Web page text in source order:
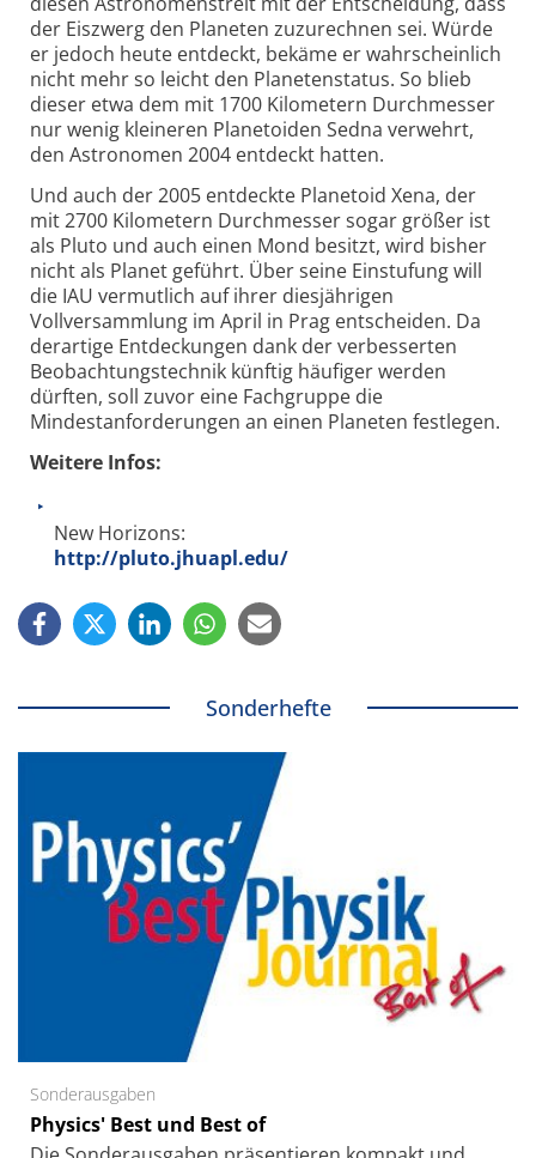
der Eiszwerg den Planeten zuzurechnen sei. Würde
er jedoch heute entdeckt, bekäme er wahrscheinlich
nicht mehr so leicht den Planetenstatus. So blieb
dieser etwa dem mit 1700 Kilometern Durchmesser
nur wenig kleineren Planetoiden Sedna verwehrt,
den Astronomen 2004 entdeckt hatten.
Und auch der 2005 entdeckte Planetoid Xena, der
mit 2700 Kilometern Durchmesser sogar größer ist
als Pluto und auch einen Mond besitzt, wird bisher
nicht als Planet geführt. Über seine Einstufung will
die IAU vermutlich auf ihrer diesjährigen
Vollversammlung im April in Prag entscheiden. Da
derartige Entdeckungen dank der verbesserten
Beobachtungstechnik künftig häufiger werden
dürften, soll zuvor eine Fachgruppe die
Mindestanforderungen an einen Planeten festlegen.
Weitere Infos:
New Horizons:
http://pluto.jhuapl.edu/
Sonderhefte
Sonderausgaben
Physics' Best und Best of